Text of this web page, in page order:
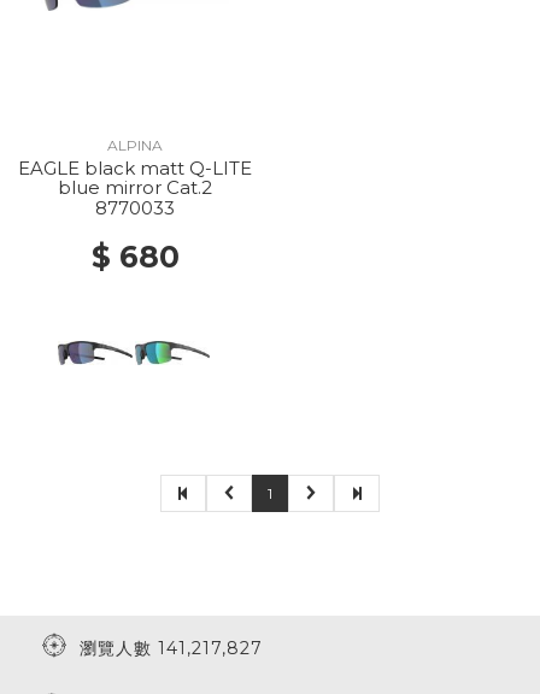
ALPINA
EAGLE black matt Q-LITE
blue mirror Cat.2
8770033
$ 680
1
瀏覽人數 141,217,827